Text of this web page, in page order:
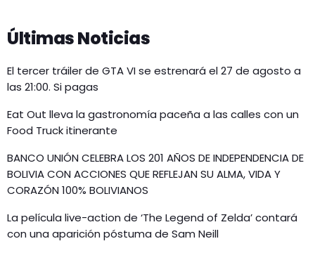
Últimas Noticias
El tercer tráiler de GTA VI se estrenará el 27 de agosto a
las 21:00. Si pagas
Eat Out lleva la gastronomía paceña a las calles con un
Food Truck itinerante
BANCO UNIÓN CELEBRA LOS 201 AÑOS DE INDEPENDENCIA DE
BOLIVIA CON ACCIONES QUE REFLEJAN SU ALMA, VIDA Y
CORAZÓN 100% BOLIVIANOS
La película live-action de ‘The Legend of Zelda’ contará
con una aparición póstuma de Sam Neill